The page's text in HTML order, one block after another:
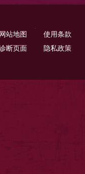
网站地图
断页面
使用条款
隐私政策